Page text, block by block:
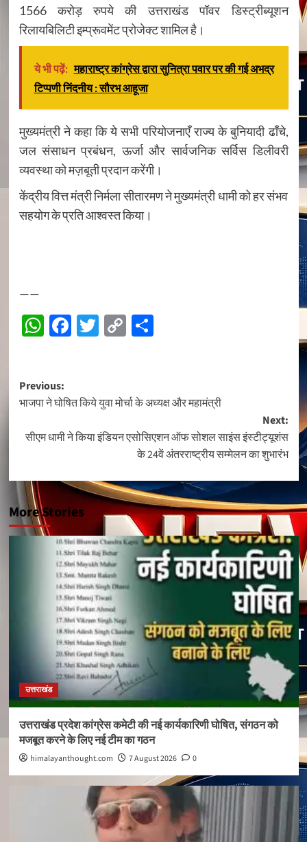
1566 करोड़ रुपये की उत्तराखंड पॉवर डिस्ट्रीब्यूशन
रिलायबिलिटी इम्प्रूवमेंट प्रोजेक्ट शामिल है।
ये भी पढ़ें: महाराष्ट्र कांग्रेस द्वारा सुनित्रा पवार पर की गई अभद्र
टिप्पणी निंदनीय : सौरभ आहूजा
मुख्यमंत्री ने कहा कि ये सभी परियोजनाएँ राज्य के बुनियादी ढाँचे,
जल संसाधन प्रबंधन, ऊर्जा और सार्वजनिक सर्विस डिलीवरी
व्यवस्था को मज़बूती प्रदान करेंगी।
केंद्रीय वित्त मंत्री निर्मला सीतारमण ने मुख्यमंत्री धामी को हर संभव
सहयोग के प्रति आश्वस्त किया।
——
WhatsApp
Facebook
Twitter
CopyShare
Post
navigation
Previous:
भाजपा ने घोषित किये युवा मोर्चा के अध्यक्ष और महामंत्री
Next:
सीएम धामी ने किया इंडियन एसोसिएशन ऑफ सोशल साइंस इंस्टीट्यूशंस
के 24वें अंतरराष्ट्रीय सम्मेलन का शुभारंभ
More Stories
उत्तराखंड
उत्तराखंड प्रदेश कांग्रेस कमेटी की नई कार्यकारिणी घोषित, संगठन को
मजबूत करने के लिए नई टीम का गठन
himalayanthought.com 7 August 2026 0